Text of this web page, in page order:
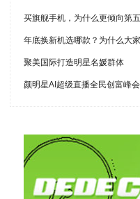
买旗舰手机，为什么更倾向第
年底换新机选哪款？为什么大
聚美国际打造明星名媛群体
颜明星AI超级直播全民创富峰